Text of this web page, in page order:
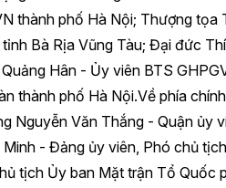
thành phố Hà Nội; Thượng
Bà Rịa Vũng Tàu; Đại đức
Hân - Ủy viên BTS
thành phố Hà Nội.Về phía
Nguyễn Văn Thắng - Quận ủy
- Đảng ủy viên, Phó chủ
tịch Ủy ban Mặt trận Tổ